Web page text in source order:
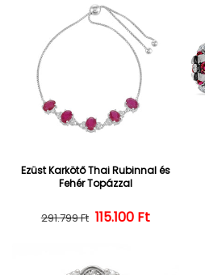
Ezüst Karkötő Thai Rubinnal és
Fehér Topázzal
Normál ár
291.799 Ft Kedvezményes ár
115.100 Ft